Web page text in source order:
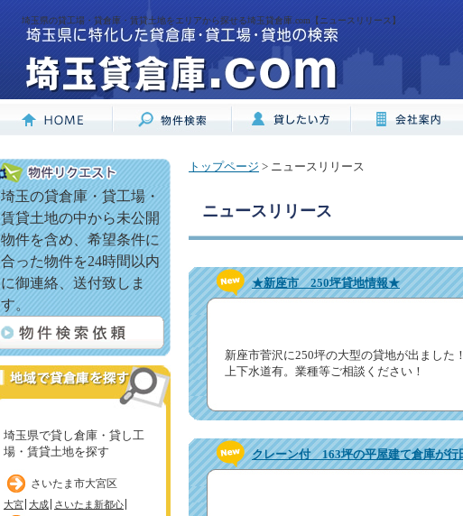
埼玉県の貸工場・貸倉庫・賃貸土地をエリアから探せる埼玉貸倉庫.com【ニュースリリース】
埼玉の貸倉庫・貸工場・
賃貸土地の中から未公開
物件を含め、希望条件に
合った物件を24時間以内
に御連絡、送付致しま
す。
埼玉県で貸し倉庫・貸し工
場・賃貸土地を探す
さいたま市大宮区
大宮 大成 さいたま新都心
トップページ > ニュースリリース
ニュースリリース
★新座市 250坪貸地情報★
新座市菅沢に250坪の大型の貸地が出ました
上下水道有。業種等ご相談ください！
クレーン付 163坪の平屋建て倉庫が行